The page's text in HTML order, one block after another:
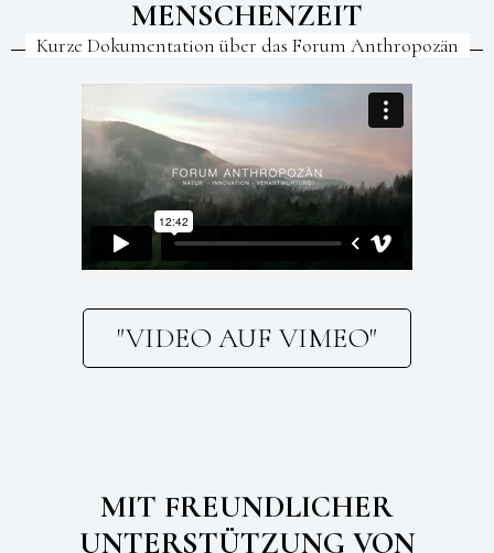
MENSCHENZEIT
Kurze Dokumentation über das Forum Anthropozän
"VIDEO AUF VIMEO"
MIT FREUNDLICHER
UNTERSTÜTZUNG VON